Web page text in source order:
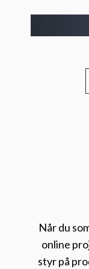
Når du
online
styr på